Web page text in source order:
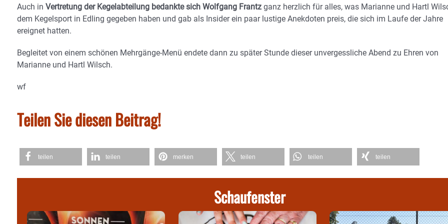
Auch in Vertretung der Kegelabteilung bedankte sich Wolfgang Frantz ganz herzlich für alles, was Marianne und Hartl
dem Kegelsport in Edling gegeben haben und gab als Insider ein paar lustige Anekdoten preis, die sich im Laufe der Jahre
ereignet hatten.
Begleitet von einem schönen Mehrgänge-Menü endete dann zu später Stunde dieser unvergessliche Abend zu Ehren von
Marianne und Hartl Wilsch.
wf
Teilen Sie diesen Beitrag!
teilen teilen merken teilen teilen teilen
Schaufenster